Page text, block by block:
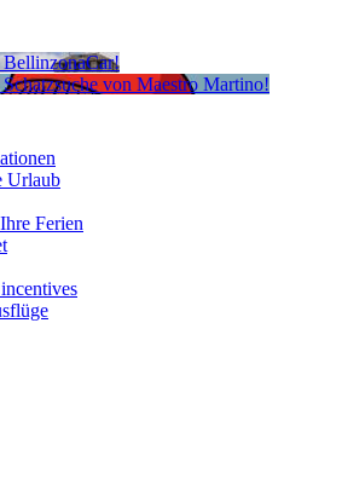
BellinzonaCar!
von Maestro Martino!
Urlaub
Ferien